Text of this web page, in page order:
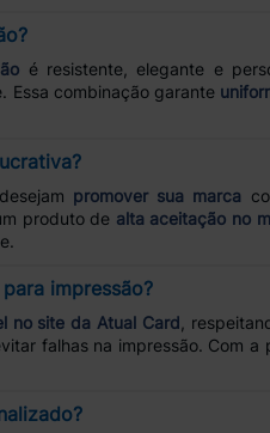
é resistente, elegante e
Essa combinação garante
promover sua marca
produto de alta aceitação no
impressão?
no site da Atual Card ,
falhas na impressão. Com a